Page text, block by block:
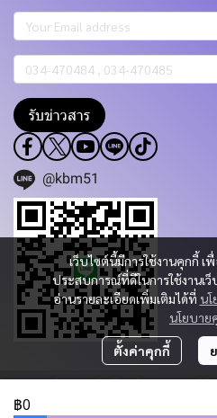
฿0
เว็บไซต์นี้มีการใช้งานคุกกี้
ประสบการณ์ที่ดีในการใช้งานเ
อ่านรายละเอียดเพิ่มเติมได้ที่ น
นโยบาย
ตั้งค่าคุกกี้
รับข่าวสาร
@kbm51
Copyright 2023 | All Rights Reserved |